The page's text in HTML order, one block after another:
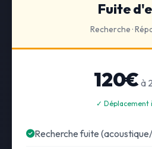
Fuite
Recherche ·
120€ à
✓ Déplacement
Recherche fuite